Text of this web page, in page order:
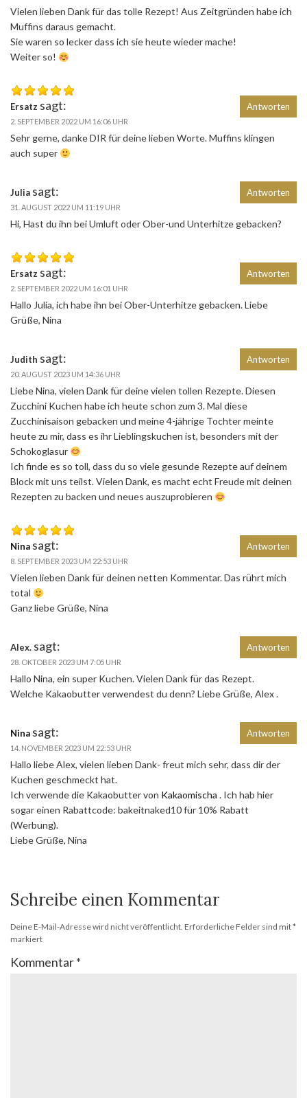
Vielen lieben Dank für das tolle Rezept! Aus Zeitgründen habe ich
Muffins daraus gemacht.
Sie waren so lecker dass ich sie heute wieder mache!
Weiter so!
Ersatz sagt:
2. SEPTEMBER 2022 UM 16:06 UHR
Sehr gerne, danke DIR für deine lieben Worte. Muffins klingen
auch super
Antworten
Julia sagt:
31. AUGUST 2022 UM 11:19 UHR
Hi, Hast du ihn bei Umluft oder Ober-und Unterhitze gebacken?
Antworten
Ersatz sagt:
2. SEPTEMBER 2022 UM 16:01 UHR
Hallo Julia, ich habe ihn bei Ober-Unterhitze gebacken. Liebe
Grüße, Nina
Antworten
Judith sagt:
20. AUGUST 2023 UM 14:36 UHR
Liebe Nina, vielen Dank für deine vielen tollen Rezepte. Diesen
Zucchini Kuchen habe ich heute schon zum 3. Mal diese
Zucchinisaison gebacken und meine 4-jährige Tochter meinte
heute zu mir, dass es ihr Lieblingskuchen ist, besonders mit der
Schokoglasur
Ich finde es so toll, dass du so viele gesunde Rezepte auf deinem
Block mit uns teilst. Vielen Dank, es macht echt Freude mit deinen
Rezepten zu backen und neues auszuprobieren
Antworten
Nina sagt:
8. SEPTEMBER 2023 UM 22:53 UHR
Vielen lieben Dank für deinen netten Kommentar. Das rührt mich
total
Ganz liebe Grüße, Nina
Antworten
Alex. sagt:
28. OKTOBER 2023 UM 7:05 UHR
Hallo Nina, ein super Kuchen. Vielen Dank für das Rezept.
Welche Kakaobutter verwendest du denn? Liebe Grüße, Alex .
Antworten
Nina sagt:
14. NOVEMBER 2023 UM 22:53 UHR
Hallo liebe Alex, vielen lieben Dank- freut mich sehr, dass dir der
Kuchen geschmeckt hat.
Ich verwende die Kakaobutter von Kakaomischa . Ich hab hier
sogar einen Rabattcode: bakeitnaked10 für 10% Rabatt
(Werbung).
Liebe Grüße, Nina
Antworten
Schreibe einen Kommentar
Deine E-Mail-Adresse wird nicht veröffentlicht. Erforderliche Felder sind mit*
markiert
Kommentar*